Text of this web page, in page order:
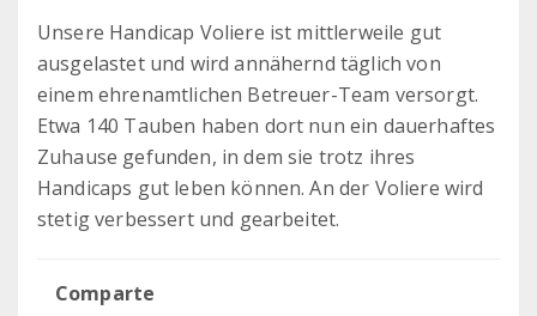
Unsere Handicap Voliere ist mittlerweile gut
ausgelastet und wird annähernd täglich von
einem ehrenamtlichen Betreuer-Team versorgt.
Etwa 140 Tauben haben dort nun ein dauerhaftes
Zuhause gefunden, in dem sie trotz ihres
Handicaps gut leben können. An der Voliere wird
stetig verbessert und gearbeitet.
Comparte